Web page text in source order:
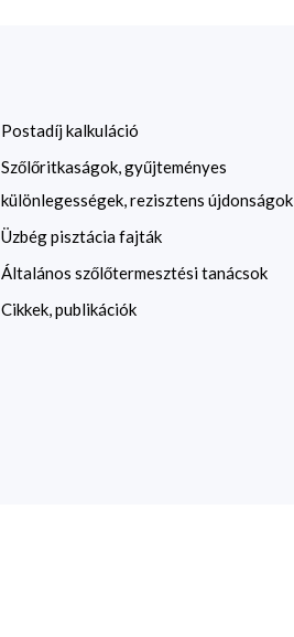
Postadíj kalkuláció
Szőlőritkaságok, gyűjteményes
különlegességek, rezisztens újdonságok
Üzbég pisztácia fajták
Általános szőlőtermesztési tanácsok
Cikkek, publikációk